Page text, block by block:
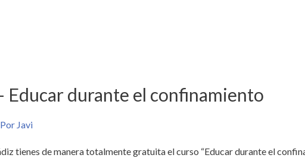
Educar durante el confinamiento
Javi
tienes de manera totalmente gratuita el curso “Educar durante el